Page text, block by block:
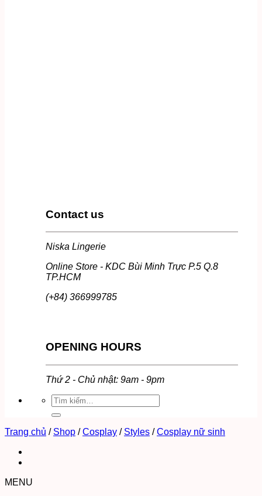
Contact us
Niska Lingerie
Online Store - KDC Bùi Minh Trực P.5 Q.8
TP.HCM
(+84) 366999785
OPENING HOURS
Thứ 2 - Chủ nhật: 9am - 9pm
Tìm
kiếm:
Trang chủ / Shop / Cosplay / Styles / Cosplay nữ sinh
MENU